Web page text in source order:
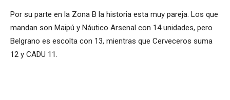
Por su parte en la Zona B la historia esta muy pareja. Los que
mandan son Maipú y Náutico Arsenal con 14 unidades, pero
Belgrano es escolta con 13, mientras que Cerveceros suma
12 y CADU 11.